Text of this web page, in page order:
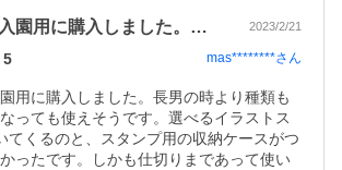
次男の保育園入園用に購入しました。長男… 2023/2/21
5 mas********さん
用に購入しました。長男の時より種類も
っても使えそうです。選べるイラストス
てくるのと、スタンプ用の収納ケースがつ
ったです。しかも仕切りまであって使い